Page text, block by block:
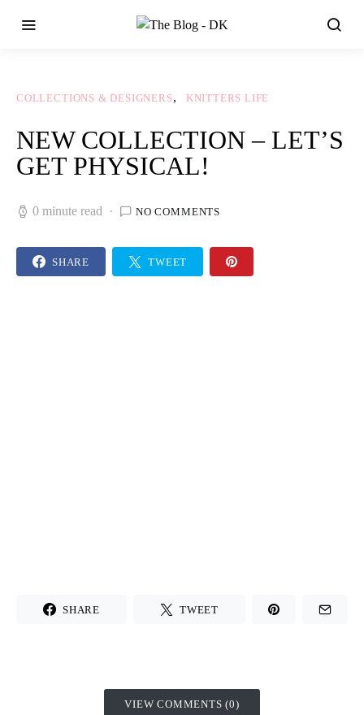
COLLECTIONS & DESIGNERS KNITTERS LIFE
NEW COLLECTION – LET’S
GET PHYSICAL!
0 minute read NO COMMENTS
SHARE TWEET
SHARE TWEET
VIEW COMMENTS (0)